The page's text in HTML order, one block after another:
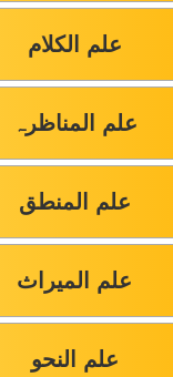
علم الکلام
علم المناظرہ
علم المنطق
علم المیراث
علم النحو